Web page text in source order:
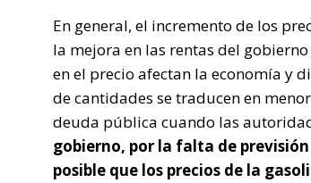
En general, el incremento de los
la mejora en las rentas del
en el precio afectan la economía y
de cantidades se traducen en
deuda pública cuando las
gobierno, por la falta de
posible que los precios de la